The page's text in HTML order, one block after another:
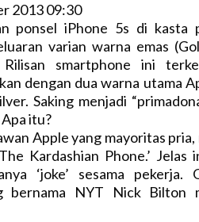
2013 09:30
ponsel iPhone 5s di kasta
varian warna emas
smartphone ini
dengan dua warna utama
Saking menjadi
itu?
Apple yang mayoritas
Kardashian Phone.’
‘joke’ sesama pekerja.
bernama NYT Nick Bilton